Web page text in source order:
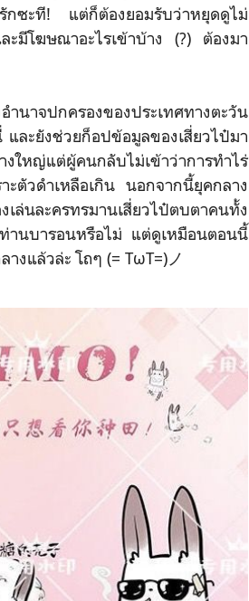
รักซะที! แต่ก็ต้องยอมรับว่าหยุดดูไม่
มีโฆษณาอะไรเข้าบ้าง (?) ต้องมา
าจปกครองของประเทศทางตะวัน
ละยังช่วยก็อปข้อมูลของเสี่ยวไป๋มา
ใหญ่แต่ผู้คนกลับไม่เข้าว่าการทำไร่
ะตัวดำเหลือเกิน นอกจากนี้ยุคกลาง
นละครทรมานเสี่ยวไป๋ตบตาคนทั้ง
านบารอนหรือไม่ แต่ดูเหมือนตอนนี้
งแล้วล่ะ โถๆ (= TωT=)ノ